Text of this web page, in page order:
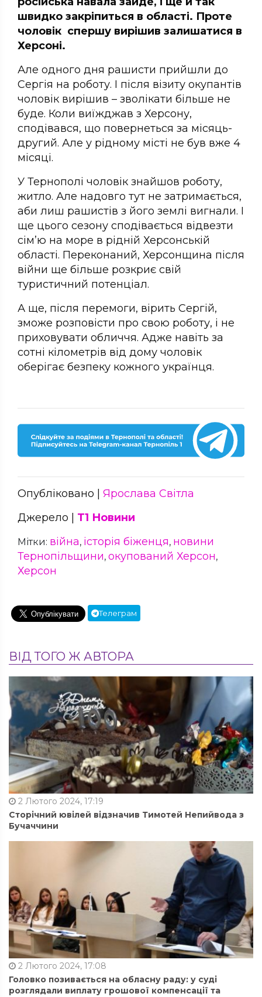
швидко закріпиться в області. Проте
чоловік спершу вирішив залишатися в
Херсоні.
Але одного дня рашисти прийшли до
Сергія на роботу. І після візиту окупантів
чоловік вирішив – зволікати більше не
буде. Коли виїжджав з Херсону,
сподівався, що повернеться за місяць-
другий. Але у рідному місті не був вже 4
місяці.
У Тернополі чоловік знайшов роботу,
житло. Але надовго тут не затримається,
аби лиш рашистів з його землі вигнали. І
ще цього сезону сподівається відвезти
сім’ю на море в рідній Херсонській
області. Переконаний, Херсонщина після
війни ще більше розкриє свій
туристичний потенціал.
А ще, після перемоги, вірить Сергій,
зможе розповісти про свою роботу, і не
приховувати обличчя. Адже навіть за
сотні кілометрів від дому чоловік
оберігає безпеку кожного українця.
Опубліковано | Ярослава Світла
Джерело | Т1 Новини
Мітки: війна, історія біженця, новини
Тернопільщини, окупований Херсон,
Херсон
Телеграм
ВІД ТОГО Ж АВТОРА
2 Лютого 2024, 17:19
Сторічний ювілей відзначив Тимотей Непийвода з
Бучаччини
2 Лютого 2024, 17:08
Головко позивається на обласну раду: у суді
розглядали виплату грошової компенсації та